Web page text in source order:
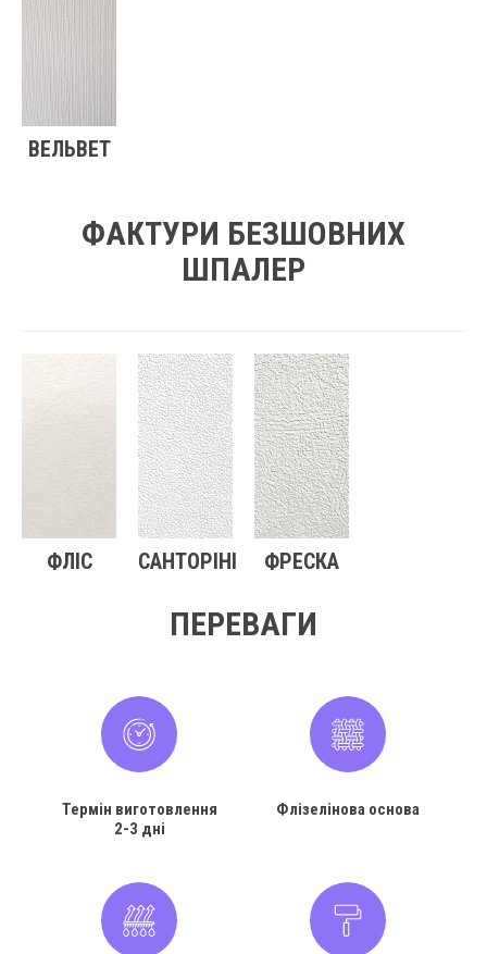
ВЕЛЬВЕТ
ФАКТУРИ БЕЗШОВНИХ
ШПАЛЕР
ФЛІС САНТОРІНІ ФРЕСКА
ПЕРЕВАГИ
Термін виготовлення
2-3 дні
Флізелінова основа